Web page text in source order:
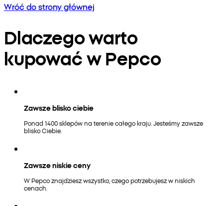
Wróć do strony głównej
Dlaczego warto
kupować w Pepco
Zawsze blisko ciebie
Ponad 1400 sklepów na terenie całego kraju. Jesteśmy zawsze
blisko Ciebie.
Zawsze niskie ceny
W Pepco znajdziesz wszystko, czego potrzebujesz w niskich
cenach.